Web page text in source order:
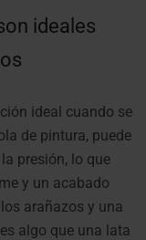
ideales
ideal cuando se
de pintura, puede
presión, lo que
y un acabado
arañazos y una
algo que una lata